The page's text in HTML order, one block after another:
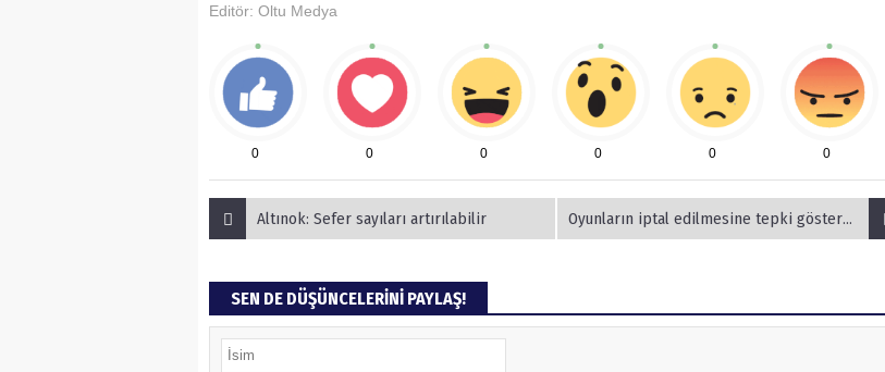
Editör: Oltu Medya
0 0 0 0 0 0
Altınok: Sefer sayıları artırılabilir Oyunların iptal edilmesine tepki gösteren tek kişi oldu
SEN DE DÜŞÜNCELERİNİ PAYLAŞ!